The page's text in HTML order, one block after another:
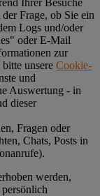
Frage, ob Sie ein
Logs und/oder
oder E-Mail
zur
unsere Cookie-
und
Auswertung - in
dieser
Fragen oder
Chats, Posts in
werden,